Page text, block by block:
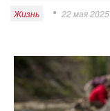
Жизнь 22 мая 2025